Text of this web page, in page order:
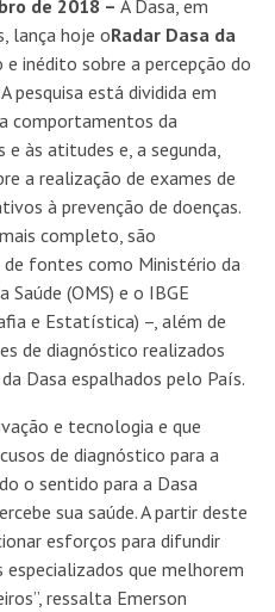
de 2018 – A Dasa, em
lança hoje oRadar Dasa da
inédito sobre a percepção do
pesquisa está dividida em
comportamentos da
às atitudes e, a segunda,
a realização de exames de
à prevenção de doenças.
completo, são
fontes como Ministério da
Saúde (OMS) e o IBGE
e Estatística) –, além de
de diagnóstico realizados
Dasa espalhados pelo País.
e tecnologia e que
de diagnóstico para a
o sentido para a Dasa
sua saúde. A partir deste
esforços para difundir
que melhorem
ressalta Emerson